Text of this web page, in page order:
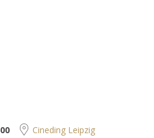
Cineding Leipzig